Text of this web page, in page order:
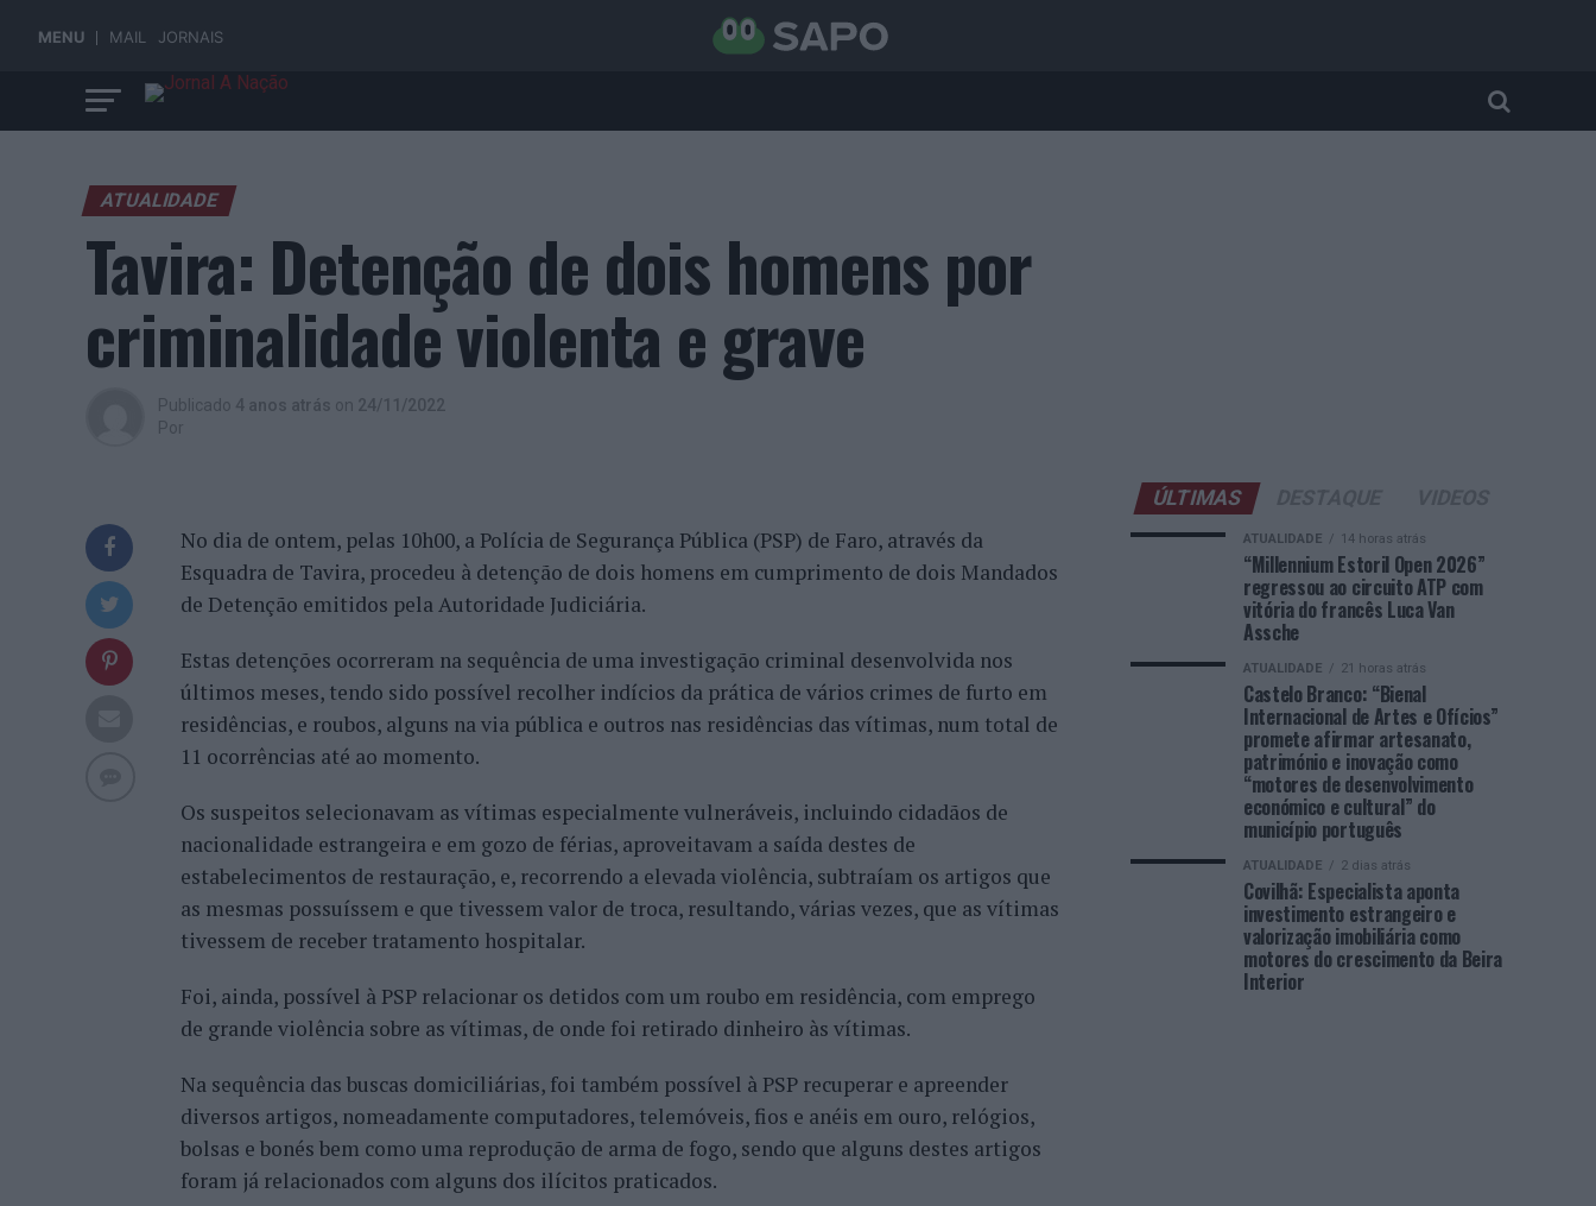
MENU MAIL JORNAIS
ATUALIDADE
Tavira: Detenção de dois homens por
criminalidade violenta e grave
Publicado 4 anos atrás on 24/11/2022
Por
No dia de ontem, pelas 10h00, a Polícia de Segurança Pública (PSP) de Faro, através da
Esquadra de Tavira, procedeu à detenção de dois homens em cumprimento de dois Mandados
de Detenção emitidos pela Autoridade Judiciária.
Estas detenções ocorreram na sequência de uma investigação criminal desenvolvida nos
últimos meses, tendo sido possível recolher indícios da prática de vários crimes de furto em
residências, e roubos, alguns na via pública e outros nas residências das vítimas, num total de
11 ocorrências até ao momento.
Os suspeitos selecionavam as vítimas especialmente vulneráveis, incluindo cidadãos de
nacionalidade estrangeira e em gozo de férias, aproveitavam a saída destes de
estabelecimentos de restauração, e, recorrendo a elevada violência, subtraíam os artigos que
as mesmas possuíssem e que tivessem valor de troca, resultando, várias vezes, que as vítimas
tivessem de receber tratamento hospitalar.
Foi, ainda, possível à PSP relacionar os detidos com um roubo em residência, com emprego
de grande violência sobre as vítimas, de onde foi retirado dinheiro às vítimas.
Na sequência das buscas domiciliárias, foi também possível à PSP recuperar e apreender
diversos artigos, nomeadamente computadores, telemóveis, fios e anéis em ouro, relógios,
bolsas e bonés bem como uma reprodução de arma de fogo, sendo que alguns destes artigos
foram já relacionados com alguns dos ilícitos praticados.
ÚLTIMAS
ATUALIDADE 14 horas atrás
“Millennium Estoril Open 2026”
regressou ao circuito ATP com
vitória do francês Luca Van
Assche
ATUALIDADE 21 horas atrás
Castelo Branco: “Bienal
Internacional de Artes e Ofícios”
promete afirmar artesanato,
património e inovação como
“motores de desenvolvimento
económico e cultural” do
município português
ATUALIDADE 2 dias atrás
Covilhã: Especialista aponta
investimento estrangeiro e
valorização imobiliária como
motores do crescimento da Beira
Interior